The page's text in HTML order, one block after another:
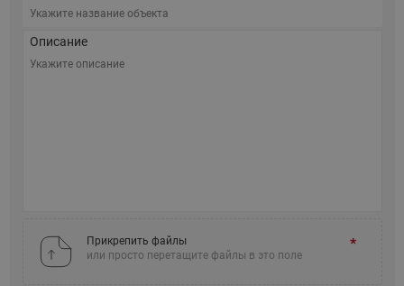
Описание
Прикрепить файлы
или просто перетащите файлы в это поле